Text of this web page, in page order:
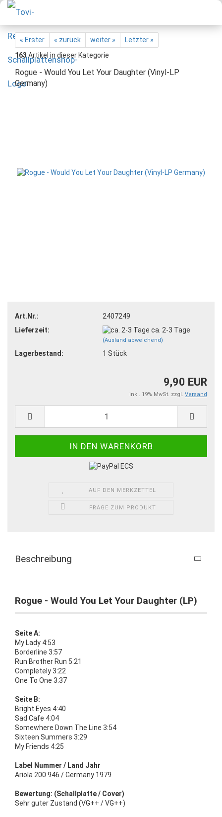
« Erster « zurück weiter »
Letzter »
163Artikel in dieser Kategorie
Rogue - Would You Let Your Daughter (Vinyl-LP
Germany)
Art.Nr.:
2407249
Lieferzeit:
ca. 2-3 Tage
(Ausland abweichend)
Lagerbestand: 1 Stück
9,90 EUR
inkl. 19% MwSt. zzgl. Versand
AUF DEN MERKZETTEL
FRAGE ZUM PRODUKT
Beschreibung
Rogue - Would You Let Your Daughter (LP)
Seite A:
My Lady 4:53
Borderline 3:57
Run Brother Run 5:21
Completely 3:22
One To One 3:37
Seite B:
Bright Eyes 4:40
Sad Cafe 4:04
Somewhere Down The Line 3:54
Sixteen Summers 3:29
My Friends 4:25
Label Nummer / Land Jahr
Ariola 200 946 / Germany 1979
Bewertung: (Schallplatte / Cover)
Sehr guter Zustand (VG++ / VG++)